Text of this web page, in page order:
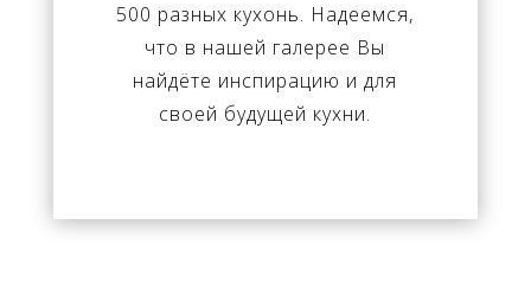
500 разных кухонь. Надеемся,
что в нашей галерее Вы
найдёте инспирацию и для
своей будущей кухни.